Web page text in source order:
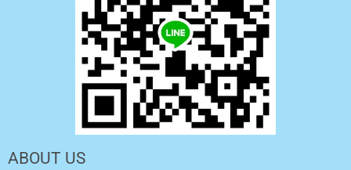
ABOUT US